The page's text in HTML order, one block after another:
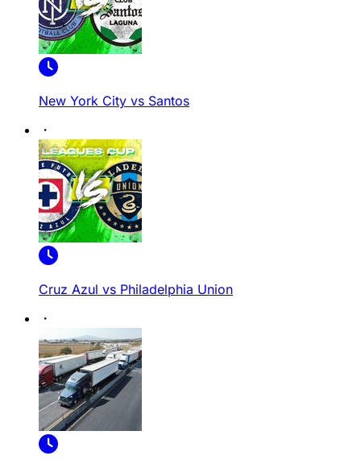
New York City vs Santos
Cruz Azul vs Philadelphia Union